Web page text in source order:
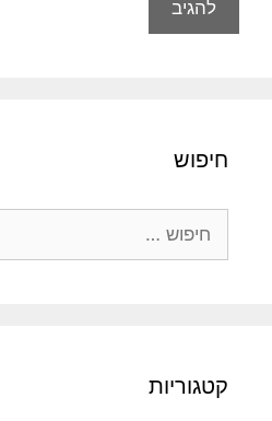
חיפוש
קטגוריות